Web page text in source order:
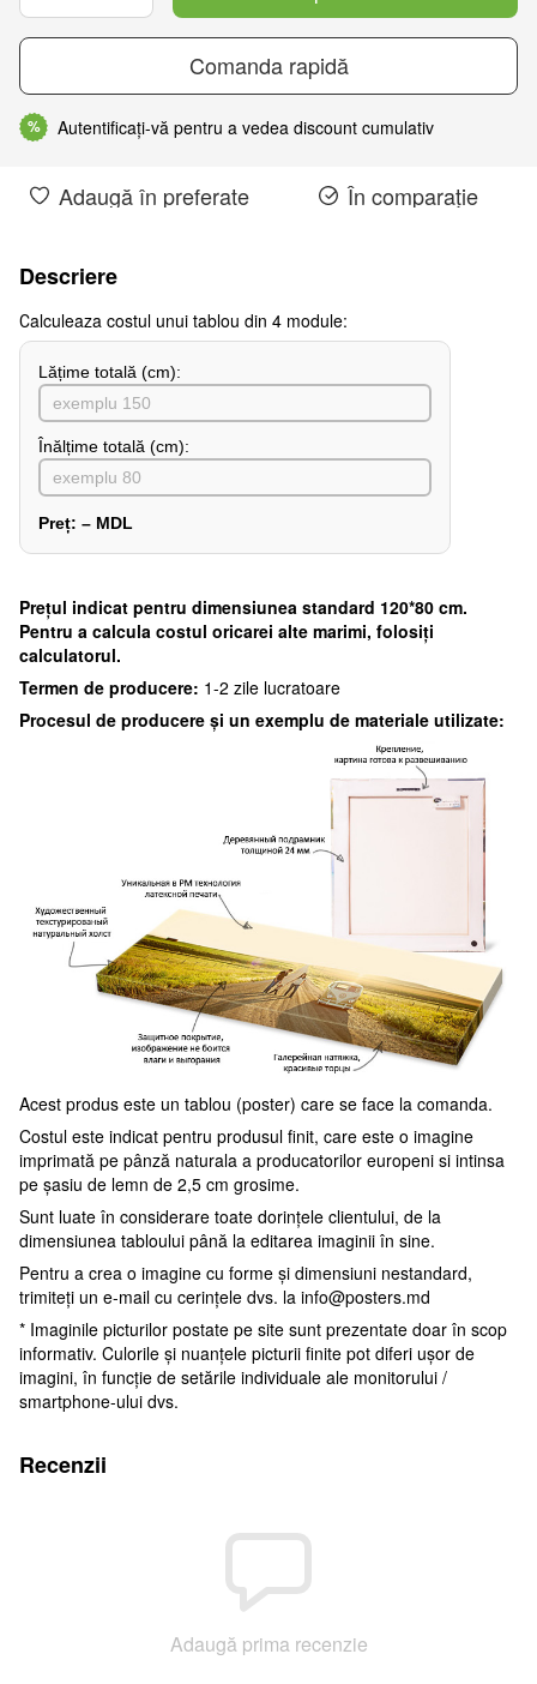
Comanda rapidă
% Autentificați-vă pentru a vedea discount cumulativ
Adaugă în preferate În comparație
Descriere
Сalculeaza costul unui tablou din 4 module:
Lățime totală (cm):
Înălțime totală (cm):
Preț: – MDL
Preţul indicat pentru dimensiunea standard 120*80 cm.
Pentru a calcula costul oricarei alte marimi, folosiți
calculatorul.
Termen de producere: 1-2 zile lucratoare
Procesul de producere și un exemplu de materiale utilizate:
Acest produs este un tablou (poster) care se face la comanda.
Costul este indicat pentru produsul finit, care este o imagine
imprimată pe pânză naturala a producatorilor europeni si intinsa
pe șasiu de lemn de 2,5 cm grosime.
Sunt luate în considerare toate dorințele clientului, de la
dimensiunea tabloului până la editarea imaginii în sine.
Pentru a crea o imagine cu forme și dimensiuni nestandard,
trimiteți un e-mail cu cerințele dvs. la info@posters.md
* Imaginile picturilor postate pe site sunt prezentate doar în scop
informativ. Culorile și nuanțele picturii finite pot diferi ușor de
imagini, în funcție de setările individuale ale monitorului /
smartphone-ului dvs.
Recenzii
Adaugă prima recenzie